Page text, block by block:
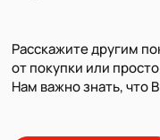
Расскажите другим
от покупки или
Нам важно знать, что